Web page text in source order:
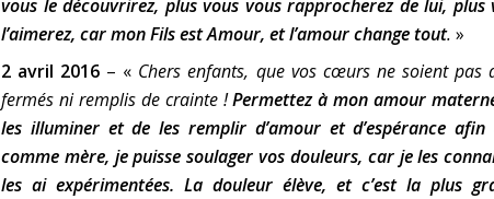
vous le découvrirez, plus vous vous rapprocherez de lui, plus
l’aimerez, car mon Fils est Amour, et l’amour change tout. »
2 avril 2016 – « Chers enfants, que vos cœurs ne soient pas
fermés ni remplis de crainte !Permettez à mon amour
les illuminer et de les remplir d’amour et d’espérance afin
comme mère, je puisse soulager vos douleurs, car je les
les ai expérimentées. La douleur élève, et c’est la plus